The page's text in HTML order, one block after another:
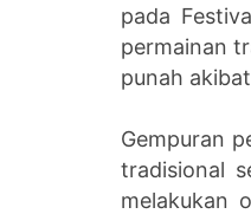
pada
permainan
punah
Gempuran
tradisional
melakukan